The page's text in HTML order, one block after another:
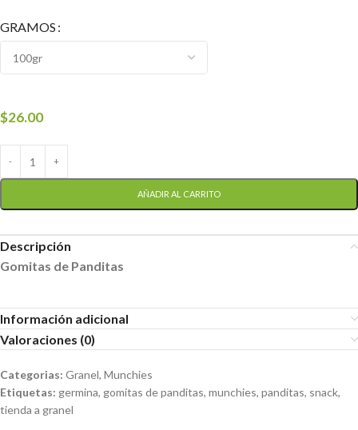
GRAMOS
$26.00
AÑADIR AL CARRITO
Descripción
Gomitas de Panditas
Información adicional
Valoraciones (0)
Categorias: Granel, Munchies
Etiquetas: germina, gomitas de panditas, munchies, panditas, snack,
tienda a granel